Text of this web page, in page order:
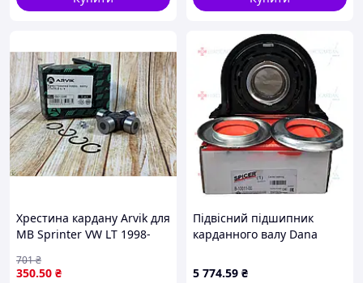
Хрестина кардану Arvik для
MB Sprinter VW LT 1998-
карданного передавання
350.50 ₴
701₴
Підвісний підшипник
карданного валу Dana
оригінал
5 774.59 ₴